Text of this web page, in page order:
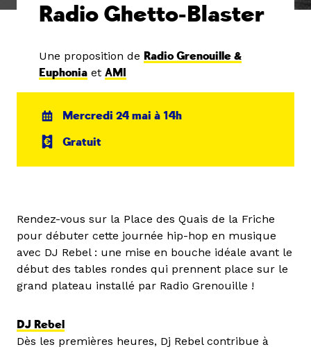
Radio Ghetto-Blaster
Une proposition de Radio Grenouille &
Euphonia et AMI
Mercredi 24 mai à 14h
Gratuit
Rendez-vous sur la Place des Quais de la Friche
pour débuter cette journée hip-hop en musique
avec DJ Rebel : une mise en bouche idéale avant le
début des tables rondes qui prennent place sur le
grand plateau installé par Radio Grenouille !
DJ Rebel
Dès les premières heures, Dj Rebel contribue à